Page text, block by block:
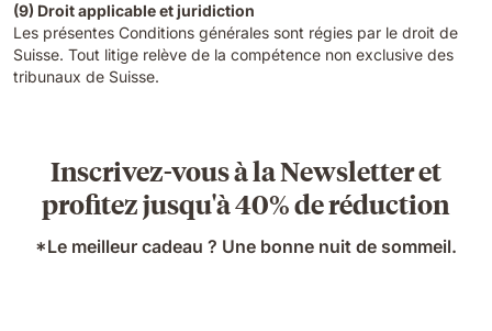
(9) Droit applicable et juridiction
Les présentes Conditions générales sont régies par le droit de
Suisse. Tout litige relève de la compétence non exclusive des
tribunaux de Suisse.
Inscrivez-vous à la Newsletter et
profitez jusqu'à 40% de réduction
*Le meilleur cadeau ? Une bonne nuit de sommeil.